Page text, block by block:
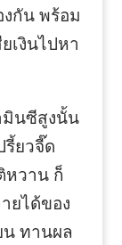
กัน พร้อม
เงินไปหา
มินซีสูงนั้น
รี้ยวจี๊ด
หวาน ก็
ยได้ของ
น ทานผล